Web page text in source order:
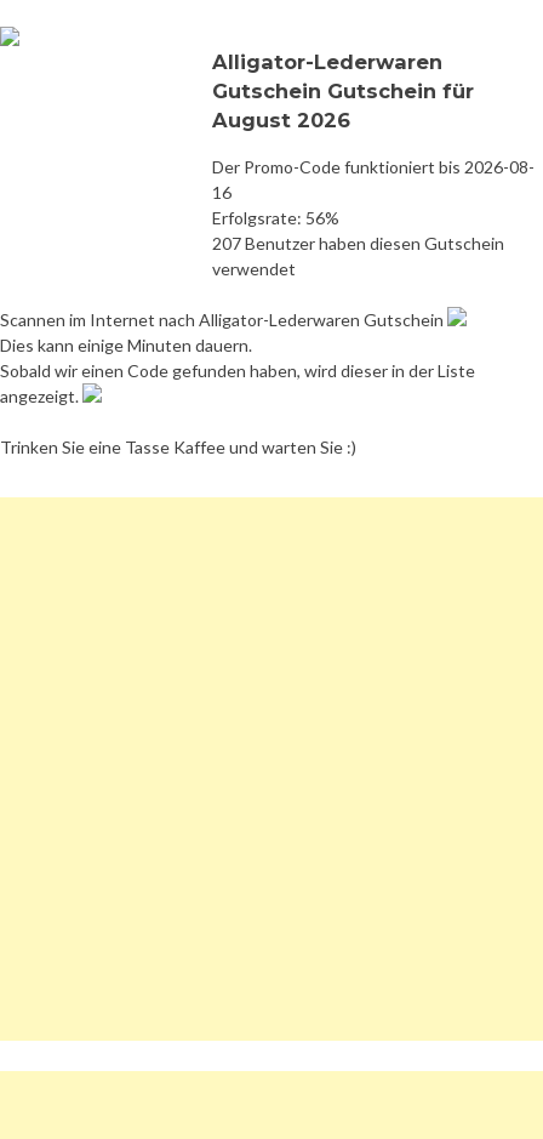
Alligator-Lederwaren
Gutschein Gutschein für
August 2026
Der Promo-Code funktioniert bis 2026-08-
16
Erfolgsrate: 56%
207 Benutzer haben diesen Gutschein
verwendet
Scannen im Internet nach Alligator-Lederwaren Gutschein
Dies kann einige Minuten dauern.
Sobald wir einen Code gefunden haben, wird dieser in der Liste
angezeigt.
Trinken Sie eine Tasse Kaffee und warten Sie :)